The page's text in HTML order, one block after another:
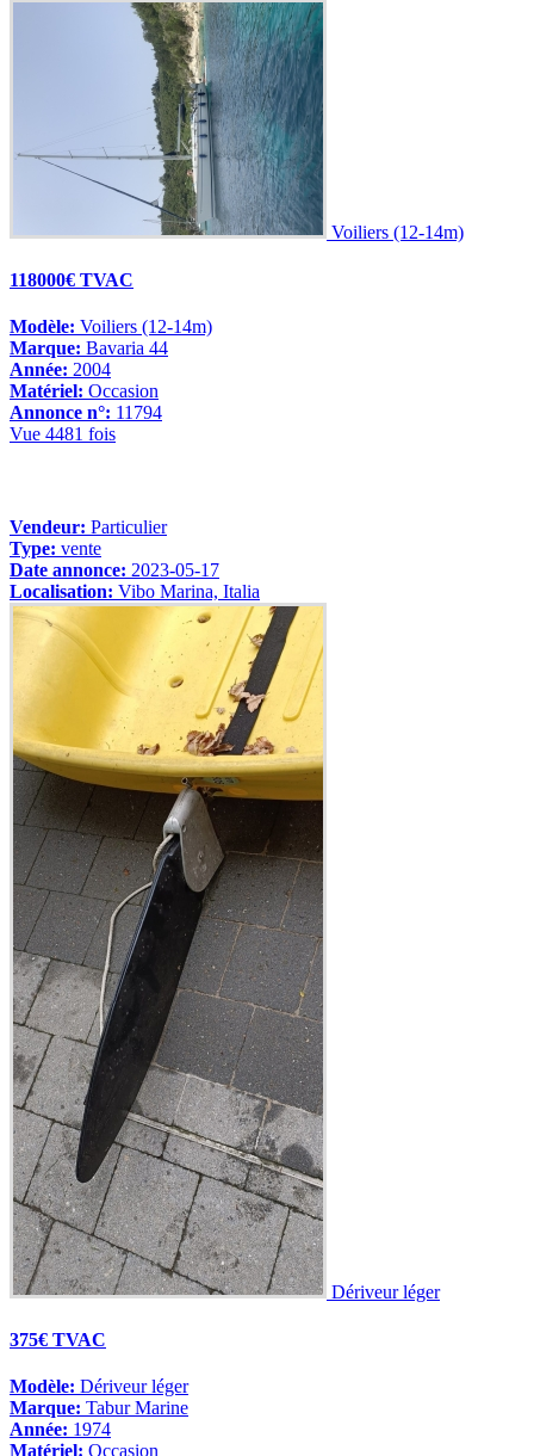
Voiliers (12-14m)
118000€ TVAC
Modèle: Voiliers (12-14m)
Marque: Bavaria 44
Année: 2004
Matériel: Occasion
Annonce n°: 11794
Vue 4481 fois
Vendeur: Particulier
Type: vente
Date annonce: 2023-05-17
Localisation: Vibo Marina, Italia
Dériveur léger
375€ TVAC
Modèle: Dériveur léger
Marque: Tabur Marine
Année: 1974
Matériel: Occasion